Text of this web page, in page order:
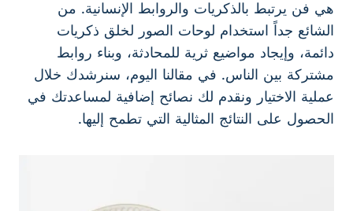
هي فن يرتبط بالذكريات والروابط الإنسانية. من
الشائع جداً استخدام لوحات الصور لخلق ذكريات
دائمة، وإيجاد مواضيع ثرية للمحادثة، وبناء روابط
مشتركة بين الناس. في مقالنا اليوم، سنرشدك خلال
عملية الاختيار ونقدم لك نصائح إضافية لمساعدتك في
الحصول على النتائج المثالية التي تطمح إليها.